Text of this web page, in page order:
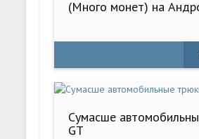
(Много монет) на
Сумасше
GT